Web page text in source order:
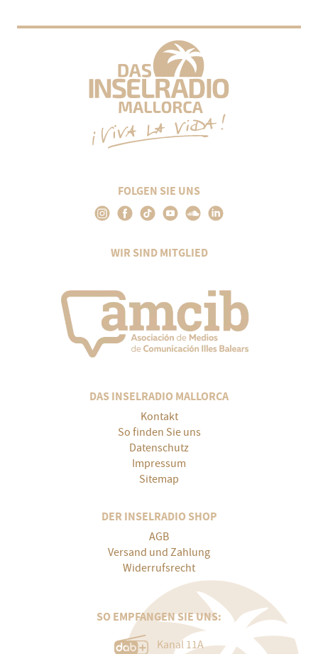
FOLGEN SIE UNS
WIR SIND MITGLIED
DAS INSELRADIO MALLORCA
Kontakt
So finden Sie uns
Datenschutz
Impressum
Sitemap
DER INSELRADIO SHOP
AGB
Versand und Zahlung
Widerrufsrecht
SO EMPFANGEN SIE UNS:
Kanal 11A